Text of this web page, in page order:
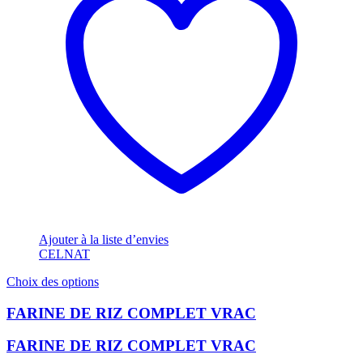
Ajouter à la liste d’envies
CELNAT
Choix des optionsCe
a
plusieurs
variations.
Les
FARINE DE RIZ COMPLET VRAC
FARINE DE RIZ COMPLET VRAC